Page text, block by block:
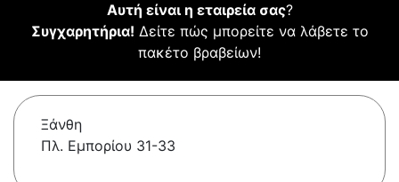
Αυτή είναι η εταιρεία σας?
Συγχαρητήρια! Δείτε πώς μπορείτε να λάβετε το
πακέτο βραβείων!
Ξάνθη
Πλ. Εμπορίου 31-33